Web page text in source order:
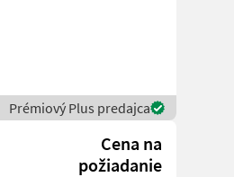
Prémiový Plus predajca
Cena na
požiadanie